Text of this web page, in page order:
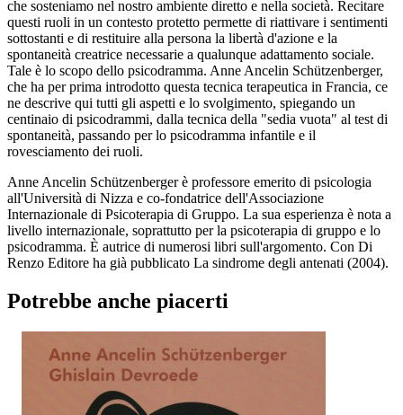
che sosteniamo nel nostro ambiente diretto e nella società. Recitare
questi ruoli in un contesto protetto permette di riattivare i sentimenti
sottostanti e di restituire alla persona la libertà d'azione e la
spontaneità creatrice necessarie a qualunque adattamento sociale.
Tale è lo scopo dello psicodramma. Anne Ancelin Schützenberger,
che ha per prima introdotto questa tecnica terapeutica in Francia, ce
ne descrive qui tutti gli aspetti e lo svolgimento, spiegando un
centinaio di psicodrammi, dalla tecnica della "sedia vuota" al test di
spontaneità, passando per lo psicodramma infantile e il
rovesciamento dei ruoli.
Anne Ancelin Schützenberger è professore emerito di psicologia
all'Università di Nizza e co-fondatrice dell'Associazione
Internazionale di Psicoterapia di Gruppo. La sua esperienza è nota a
livello internazionale, soprattutto per la psicoterapia di gruppo e lo
psicodramma. È autrice di numerosi libri sull'argomento. Con Di
Renzo Editore ha già pubblicato La sindrome degli antenati (2004).
Potrebbe anche piacerti